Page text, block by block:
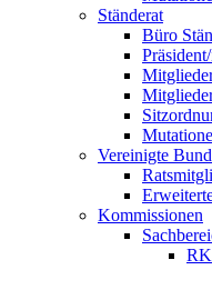
Ständerat
Büro
Vereinigte
Kommissionen
RK